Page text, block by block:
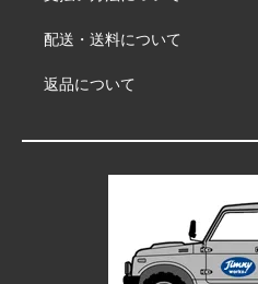
配送・送料について
返品について